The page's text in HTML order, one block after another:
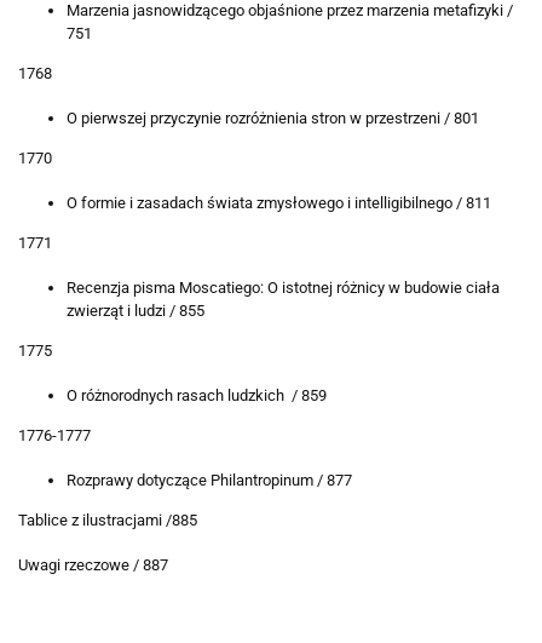
Marzenia jasnowidzącego objaśnione przez marzenia metafizyki /
751
1768
O pierwszej przyczynie rozróżnienia stron w przestrzeni / 801
1770
O formie i zasadach świata zmysłowego i intelligibilnego / 811
1771
Recenzja pisma Moscatiego: O istotnej różnicy w budowie ciała
zwierząt i ludzi / 855
1775
O różnorodnych rasach ludzkich / 859
1776-1777
Rozprawy dotyczące Philantropinum / 877
Tablice z ilustracjami /885
Uwagi rzeczowe / 887